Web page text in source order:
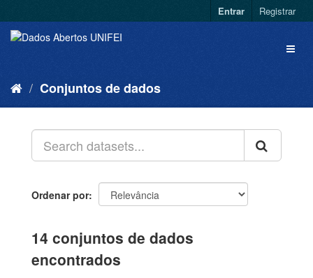
Entrar Registrar
Conjuntos de dados
Ordenar por
14 conjuntos de dados
encontrados